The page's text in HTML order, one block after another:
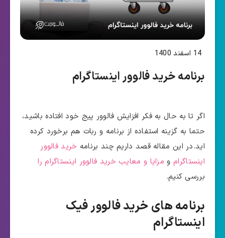
برنامه خرید فالوور اینستاگرام
اگر تا به حال به فکر افزایش فالوور پیج خود افتاده باشید،
حتما به گزینه استفاده از برنامه و ربات هم برخورد کرده
اید.در این مقاله قصد داریم چند برنامه خرید فالوور
اینستاگرام و مزایا و معایب خرید فالوور اینستاگرام را
بررسی کنیم.
برنامه های خرید فالوور فیک
اینستاگرام